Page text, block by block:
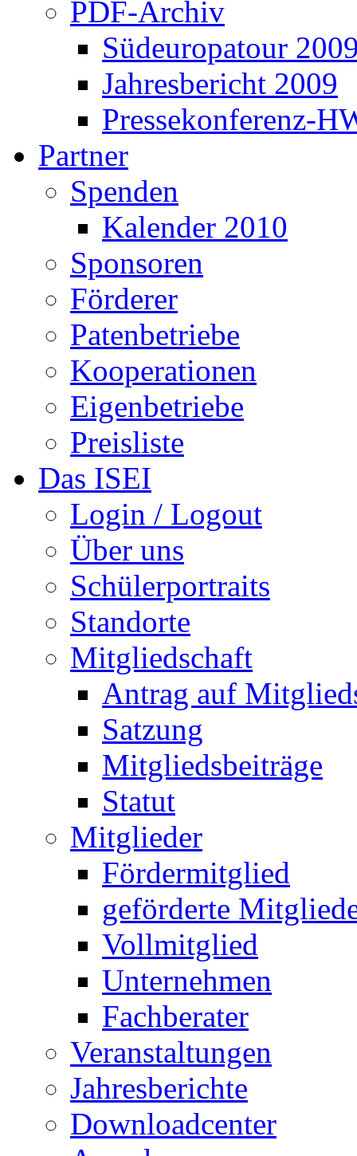
PDF-Archiv
Südeuropatour
Jahresbericht 2009
Pressekonferenz-
Partner
Spenden
Kalender 2010
Sponsoren
Förderer
Patenbetriebe
Kooperationen
Eigenbetriebe
Preisliste
Das ISEI
Login / Logout
Über uns
Schülerportraits
Standorte
Mitgliedschaft
Antrag auf
Satzung
Mitgliedsbeiträge
Statut
Mitglieder
Fördermitglied
geförderte
Vollmitglied
Unternehmen
Fachberater
Veranstaltungen
Jahresberichte
Downloadcenter